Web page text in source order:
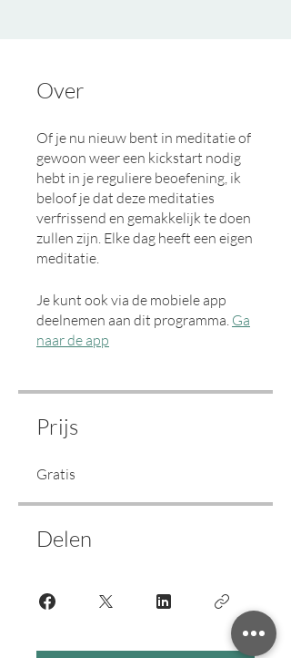
Over
Of je nu nieuw bent in meditatie of
gewoon weer een kickstart nodig
hebt in je reguliere beoefening, ik
beloof je dat deze meditaties
verfrissend en gemakkelijk te doen
zullen zijn. Elke dag heeft een eigen
meditatie.
Je kunt ook via de mobiele app
deelnemen aan dit programma. Ga
naar de app
Prijs
Gratis
Delen